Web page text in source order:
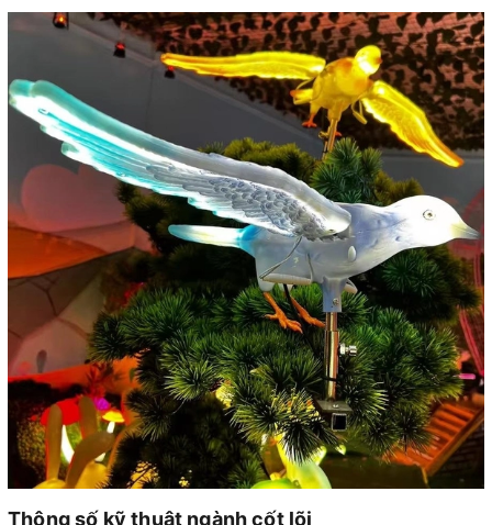
Thông số kỹ thuật ngành cốt lõi